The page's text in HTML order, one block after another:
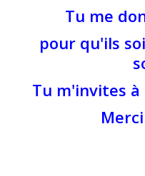
Tu me
pour qu'ils
Tu m'invites